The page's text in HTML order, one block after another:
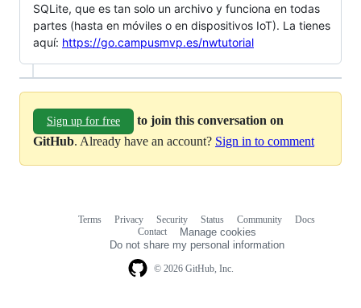
SQLite, que es tan solo un archivo y funciona en todas
partes (hasta en móviles o en dispositivos IoT). La tienes
aquí: https://go.campusmvp.es/nwtutorial
Sign up for free
to join this conversation on
GitHub. Already have an account? Sign in to comment
© 2026 GitHub, Inc.
Terms Privacy Security Status Community
Docs
Contact
Manage cookies
Do not share my personal information